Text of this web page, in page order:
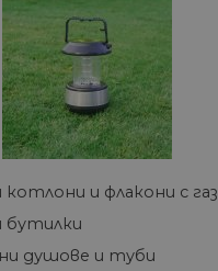
котлони и флакони с газ
бутилки
душове и туби